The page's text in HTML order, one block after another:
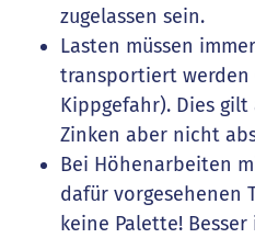
zugelassen sein.
Lasten müssen
transportiert
Kippgefahr). Dies
Zinken aber nicht
Bei Höhenarbeiten
dafür vorgesehenen
keine Palette!